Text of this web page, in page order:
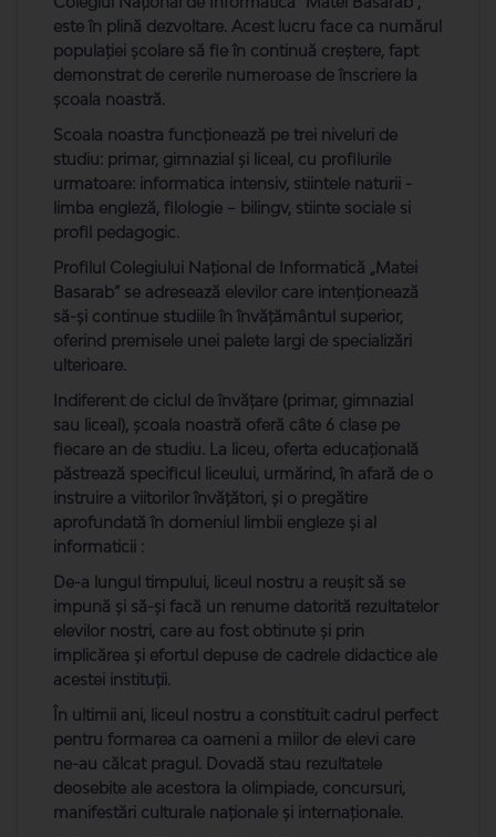
este în plină dezvoltare. Acest lucru face ca numărul
populaţiei şcolare să fie în continuă creştere, fapt
demonstrat de cererile numeroase de înscriere la
şcoala noastră.
Scoala noastra funcţionează pe trei niveluri de
studiu: primar, gimnazial şi liceal, cu profilurile
urmatoare: informatica intensiv, stiintele naturii -
limba engleză, filologie – bilingv, stiinte sociale si
profil pedagogic.
Profilul Colegiului Naţional de Informatică „Matei
Basarab” se adresează elevilor care intenţionează
să-şi continue studiile în învăţământul superior,
oferind premisele unei palete largi de specializări
ulterioare.
Indiferent de ciclul de învățare (primar, gimnazial
sau liceal), școala noastră oferă câte 6 clase pe
fiecare an de studiu. La liceu, oferta educaţională
păstrează specificul liceului, urmărind, în afară de o
instruire a viitorilor învățători, și o pregătire
aprofundată în domeniul limbii engleze și al
informaticii :
De-a lungul timpului, liceul nostru a reuşit să se
impună şi să-şi facă un renume datorită rezultatelor
elevilor nostri, care au fost obtinute și prin
implicărea şi efortul depuse de cadrele didactice ale
acestei instituţii.
În ultimii ani, liceul nostru a constituit cadrul perfect
pentru formarea ca oameni a miilor de elevi care
ne-au călcat pragul. Dovadă stau rezultatele
deosebite ale acestora la olimpiade, concursuri,
manifestări culturale naţionale şi internaţionale.